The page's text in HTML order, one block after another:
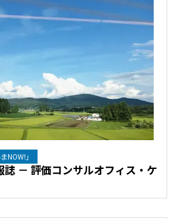
NOW!」
誌 － 評価コンサルオフィス・ケ